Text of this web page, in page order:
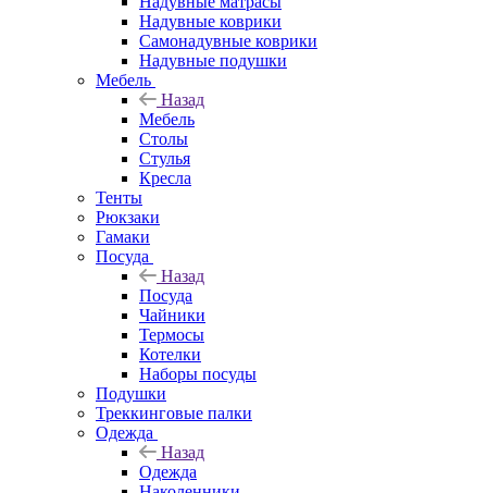
Надувные коврики
Самонадувные коврики
Надувные подушки
Мебель
Назад
Мебель
Столы
Стулья
Кресла
Тенты
Рюкзаки
Гамаки
Посуда
Назад
Посуда
Чайники
Термосы
Котелки
Наборы посуды
Подушки
Треккинговые палки
Одежда
Назад
Одежда